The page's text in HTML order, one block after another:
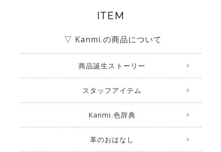
ITEM
▽ Kanmi.の商品について
商品誕生ストーリー
スタッフアイテム
Kanmi.色辞典
革のおはなし